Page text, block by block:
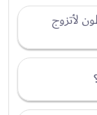
لأتزوج